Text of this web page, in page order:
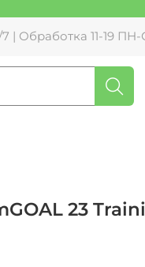
| Обработка 11-19
23